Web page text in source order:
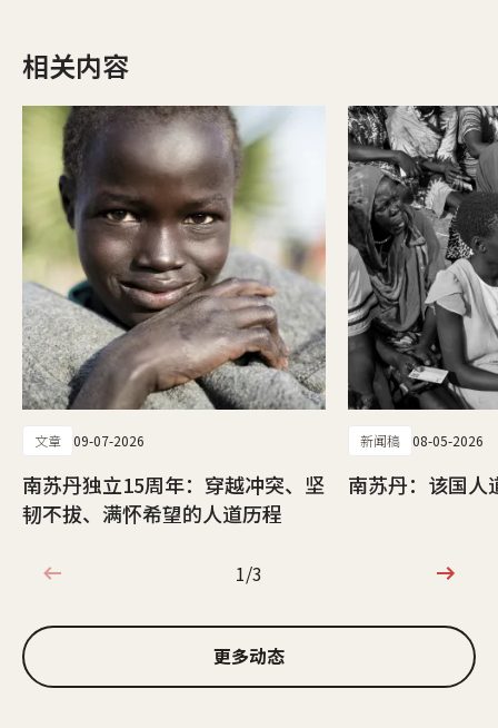
相关内容
文章 09-07-2026
南苏丹独立15周年：穿越冲突、坚
韧不拔、满怀希望的人道历程
新闻稿 08-05-2026
南苏丹：该国人
1/3
1/3
更多动态